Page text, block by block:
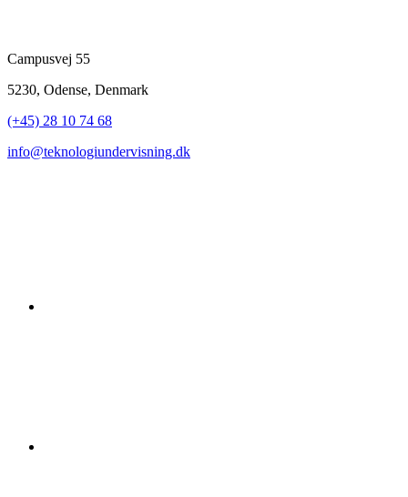
Campusvej 55
5230, Odense, Denmark
(+45) 28 10 74 68
info@teknologiundervisning.dk